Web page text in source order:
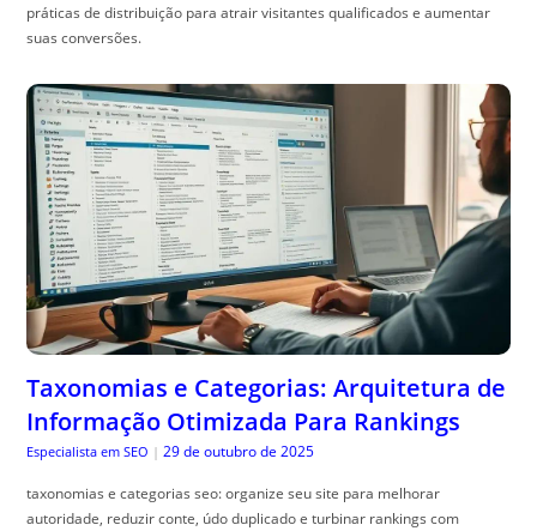
práticas de distribuição para atrair visitantes qualificados e aumentar
suas conversões.
Taxonomias e Categorias: Arquitetura de
Informação Otimizada Para Rankings
Especialista em SEO | 29 de outubro de 2025
taxonomias e categorias seo: organize seu site para melhorar
autoridade, reduzir conte, údo duplicado e turbinar rankings com